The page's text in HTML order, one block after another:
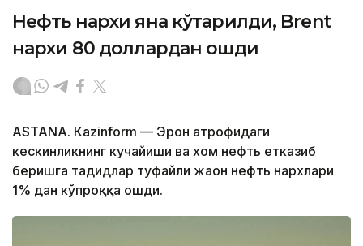
Нефть нархи яна кўтарилди, Brent
нархи 80 доллардан ошди
ASTANА. Кazinform — Эрон атрофидаги
кескинликнинг кучайиши ва хом нефть етказиб
беришга таҳдидлар туфайли жаҳон нефть нархлари
1% дан кўпроққа ошди.